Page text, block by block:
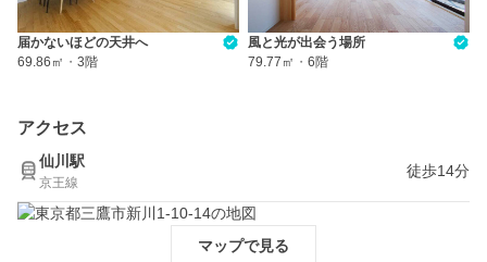
届かないほどの天井へ
69.86㎡ ・ 3階
風と光が出会う場所
79.77㎡ ・ 6階
アクセス
仙川駅
京王線
徒歩14分
マップで見る